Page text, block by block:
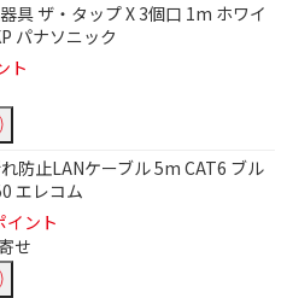
具 ザ・タップ X 3個口 1m ホワイ
パナソニック
ト
防止LANケーブル 5m CAT6 ブル
エレコム
イント
せ
込む
カテゴリー6